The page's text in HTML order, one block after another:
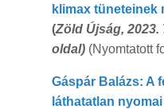
klimax tüneteinek
(Zöld Újság, 2023.
oldal) (Nyomtatott
Gáspár Balázs: A
láthatatlan